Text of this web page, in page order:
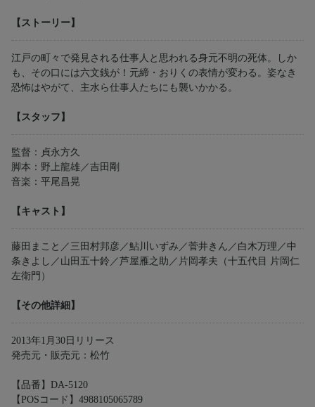
【ストーリー】
江戸の町々で発見される仕事人と思われる身元不明の死体。しか
も、その口には六文銭が！元締・おりくの表情が変わる。姿なき
恐怖はやがて、主水ら仕事人たちにも襲いかかる。
【スタッフ】
監督：貞永方久
脚本：野上龍雄／吉田剛
音楽：平尾昌晃
【キャスト】
藤田まこと／三田村邦彦／鮎川いずみ／菅井きん／白木万理／中
条きよし／山田五十鈴／芦屋雁之助／片岡孝夫（十五代目 片岡仁
左衛門）
【その他詳細】
2013年1月30日リリース
発売元・販売元：松竹
【品番】DA-5120
【POSコード】4988105065789